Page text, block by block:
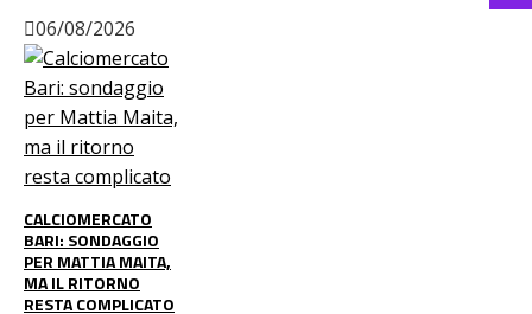
06/08/2026
CALCIOMERCATO
BARI: SONDAGGIO
PER MATTIA MAITA,
MA IL RITORNO
RESTA COMPLICATO